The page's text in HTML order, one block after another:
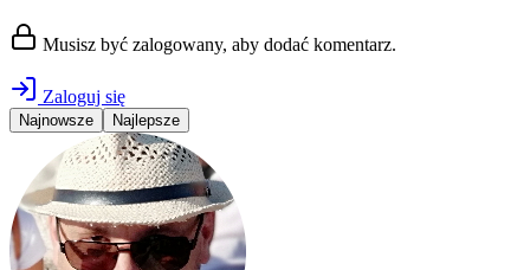
Musisz być zalogowany, aby dodać komentarz.
Zaloguj się
Najnowsze Najlepsze